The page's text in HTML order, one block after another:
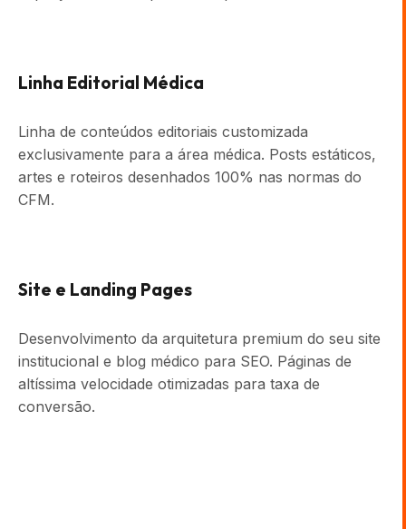
Linha Editorial Médica
Linha de conteúdos editoriais customizada
exclusivamente para a área médica. Posts estáticos,
artes e roteiros desenhados 100% nas normas do
CFM.
Site e Landing Pages
Desenvolvimento da arquitetura premium do seu site
institucional e blog médico para SEO. Páginas de
altíssima velocidade otimizadas para taxa de
conversão.